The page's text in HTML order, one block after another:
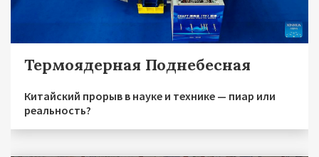
Термоядерная Поднебесная
Китайский прорыв в науке и технике — пиар или
реальность?